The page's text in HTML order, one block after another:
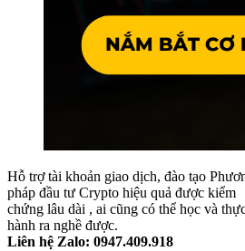
Hỗ trợ tài khoản giao dịch, đào tạo
pháp đầu tư Crypto hiệu quả được kiểm
chứng lâu dài , ai cũng có thể học và
hành ra nghề được.
Liên hệ Zalo: 0947.409.918